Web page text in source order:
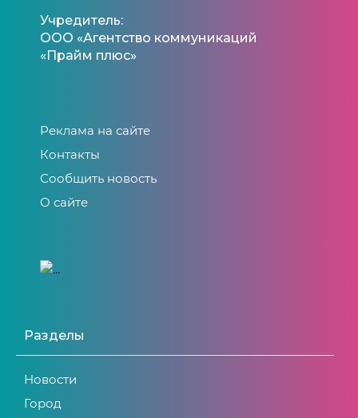
Учредитель:
ООО «Агентство коммуникаций
«Прайм плюс»
Реклама на сайте
Контакты
Сообщить новость
О сайте
Разделы
Новости
Город